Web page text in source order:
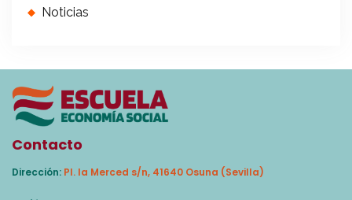
Noticias
Contacto
Dirección: Pl. la Merced s/n, 41640 Osuna (Sevilla)